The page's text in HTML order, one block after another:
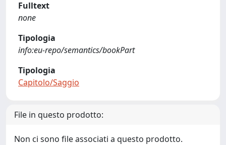
Fulltext
none
Tipologia
info:eu-repo/semantics/bookPart
Tipologia
Capitolo/Saggio
File in questo prodotto:
Non ci sono file associati a questo prodotto.